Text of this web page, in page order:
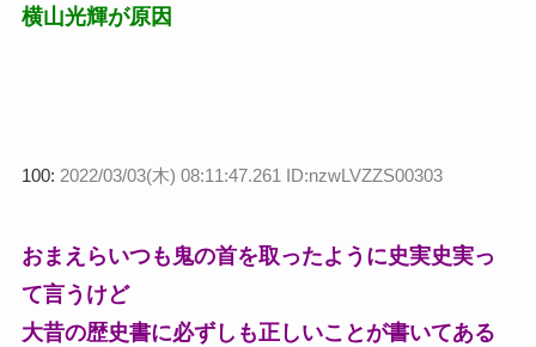
横山光輝が原因
100: 2022/03/03(木) 08:11:47.261 ID:nzwLVZZS00303
おまえらいつも鬼の首を取ったように史実史実っ
て言うけど
大昔の歴史書に必ずしも正しいことが書いてある